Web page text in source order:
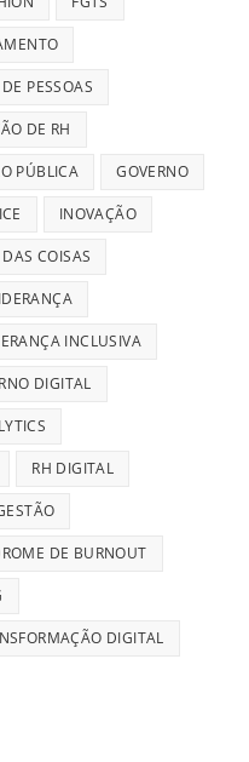
PESSOAS
DE RH
PÚBLICA GOVERNO
INOVAÇÃO
COISAS
INCLUSIVA
DIGITAL
RH DIGITAL
DE BURNOUT
DIGITAL